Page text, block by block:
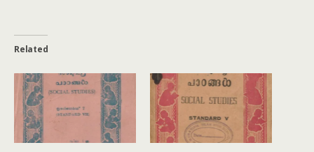
Related